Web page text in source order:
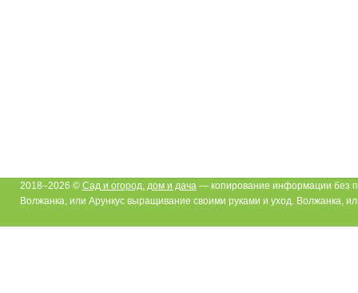
2018–2026 © Сад и огород, дом и дача— копирование информации без
Волжанка, или Арункус выращивание своими руками и уход. Волжанка,